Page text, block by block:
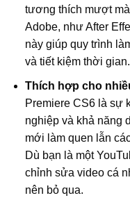
tương thích mượt
Adobe, như After
này giúp quy trình
và tiết kiệm thời gian.
Thích hợp cho
Premiere CS6 là sự
nghiệp và khả năng
mới làm quen lẫn
Dù bạn là một
chỉnh sửa video cá
nên bỏ qua.